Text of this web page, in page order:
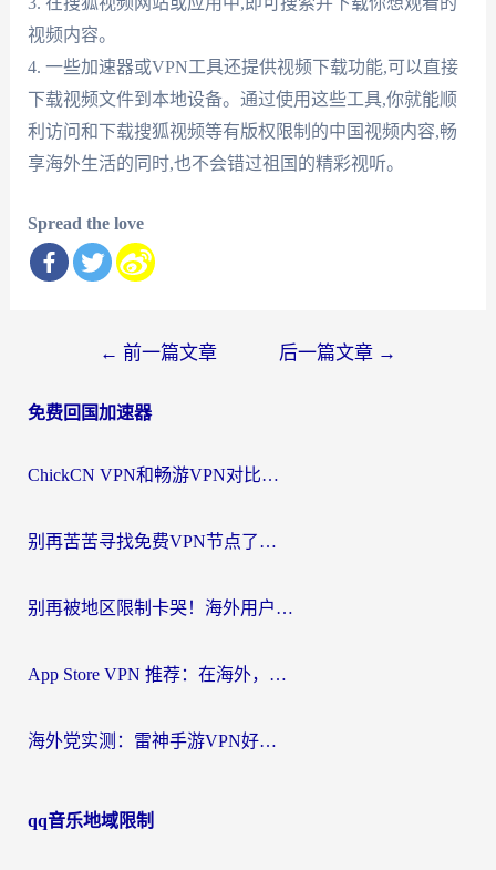
视频内容。
4. 一些加速器或VPN工具还提供视频下载功能,可以直接
下载视频文件到本地设备。通过使用这些工具,你就能顺
利访问和下载搜狐视频等有版权限制的中国视频内容,畅
享海外生活的同时,也不会错过祖国的精彩视听。
Spread the love
导
← 前一篇文章 后一篇文章 →
免费回国加速器
ChickCN VPN和畅游VPN对比哪个回国效果更好？海外党必看的回国加速器选择指南
别再苦苦寻找免费VPN节点了，这才是海外访问国内资源的正确姿势
别再被地区限制卡哭！海外用户vpn中国下载全攻略，无缝刷剧办公社交
App Store VPN 推荐：在海外，如何找回那扇回家的“任意门”？
海外党实测：雷神手游VPN好用吗？和闪电VPN对比哪个回国效果更好？附小众工具深度测评
qq音乐地域限制